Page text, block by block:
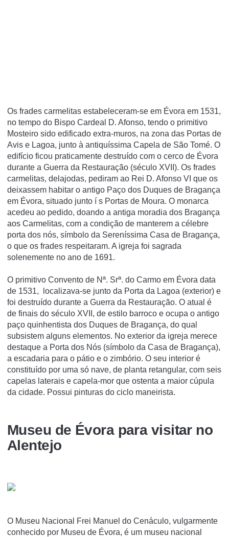
Os frades carmelitas estabeleceram-se em Évora em 1531,
no tempo do Bispo Cardeal D. Afonso, tendo o primitivo
Mosteiro sido edificado extra-muros, na zona das Portas de
Avis e Lagoa, junto à antiquí­ssima Capela de São Tomé. O
edifí­cio ficou praticamente destruí­do com o cerco de Évora
durante a Guerra da Restauração (século XVII). Os frades
carmelitas, delajodas, pediram ao Rei D. Afonso VI que os
deixassem habitar o antigo Paço dos Duques de Bragança
em Évora, situado junto í s Portas de Moura. O monarca
acedeu ao pedido, doando a antiga moradia dos Bragança
aos Carmelitas, com a condição de manterem a célebre
porta dos nós, sí­mbolo da Serení­ssima Casa de Bragança,
o que os frades respeitaram. A igreja foi sagrada
solenemente no ano de 1691.
O primitivo Convento de Nª. Srª. do Carmo em Évora data
de 1531, localizava-se junto da Porta da Lagoa (exterior) e
foi destruído durante a Guerra da Restauração. O atual é
de finais do século XVII, de estilo barroco e ocupa o antigo
paço quinhentista dos Duques de Bragança, do qual
subsistem alguns elementos. No exterior da igreja merece
destaque a Porta dos Nós (símbolo da Casa de Bragança),
a escadaria para o pátio e o zimbório. O seu interior é
constituído por uma só nave, de planta retangular, com seis
capelas laterais e capela-mor que ostenta a maior cúpula
da cidade. Possui pinturas do ciclo maneirista.
Museu de Évora para visitar no
Alentejo
O Museu Nacional Frei Manuel do Cenáculo, vulgarmente
conhecido por Museu de Évora, é um museu nacional